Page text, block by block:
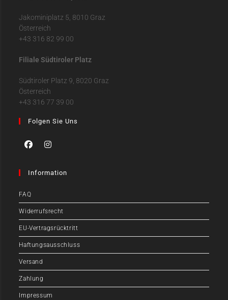
Jakominiplatz 5, 8010 Graz
Österreich
+43 316 82 99 00
Filiale Südtiroler Platz
Südtiroler Platz 9, 8020 Graz
Österreich
+43 316 77 39 00
Folgen Sie Uns
Information
FAQ
Widerrufsrecht
EU-Vertragsrücktritt
Haftungsausschluss
Versand
Zahlung
Impressum